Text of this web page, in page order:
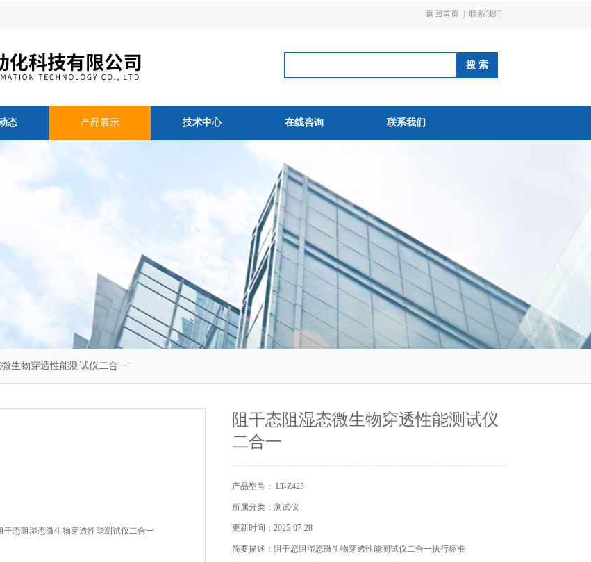
返回首页 联系我们
态 产品展示 技术中心 在线咨询 联系我们
生物穿透性能测试仪二合一
阻干态阻湿态微生物穿透性能测试仪
二合一
产品型号： LT-Z423
所属分类：测试仪
更新时间：2025-07-28
简要描述：阻干态阻湿态微生物穿透性能测试仪二合一执行标准